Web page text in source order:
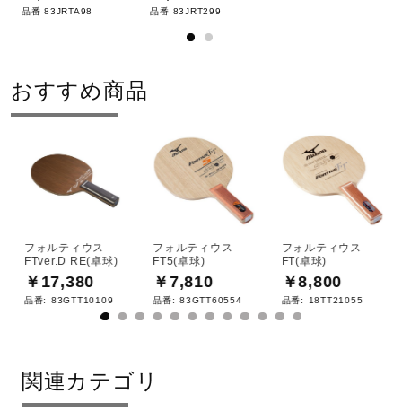
品番 83JRTA98 品番 83JRT299
おすすめ商品
フォルティウス
FTver.D RE(卓球)
￥17,380
品番: 83GTT10109
フォルティウス
FT5(卓球)
￥7,810
品番: 83GTT60554
フォルティウス
FT(卓球)
￥8,800
品番: 18TT21055
関連カテゴリ